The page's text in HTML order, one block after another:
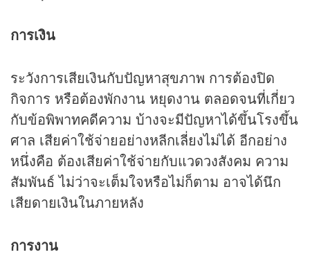
การเงิน
ระวังการเสียเงินกับปัญหาสุขภาพ การต้องปิด
กิจการ หรือต้องพักงาน หยุดงาน ตลอดจนที่เกี่ยว
กับข้อพิพาทคดีความ บ้างจะมีปัญหาได้ขึ้นโรงขึ้น
ศาล เสียค่าใช้จ่ายอย่างหลีกเลี่ยงไม่ได้ อีกอย่าง
หนึ่งคือ ต้องเสียค่าใช้จ่ายกับแวดวงสังคม ความ
สัมพันธ์ ไม่ว่าจะเต็มใจหรือไม่ก็ตาม อาจได้นึก
เสียดายเงินในภายหลัง
การงาน